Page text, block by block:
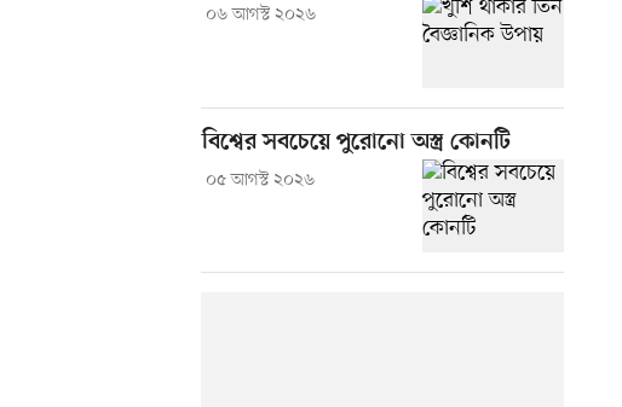
০৬ আগস্ট ২০২৬
বিশ্বের সবচেয়ে পুরোনো অস্ত্র কোনটি
০৫ আগস্ট ২০২৬